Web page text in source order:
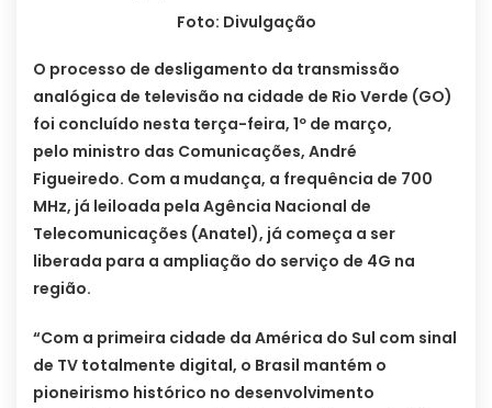
Foto: Divulgação
O processo de desligamento da transmissão
analógica de televisão na cidade de Rio Verde (GO)
foi concluído nesta terça-feira, 1º de março,
pelo ministro das Comunicações, André
Figueiredo. Com a mudança, a frequência de 700
MHz, já leiloada pela Agência Nacional de
Telecomunicações (Anatel), já começa a ser
liberada para a ampliação do serviço de 4G na
região.
“Com a primeira cidade da América do Sul com sinal
de TV totalmente digital, o Brasil mantém o
pioneirismo histórico no desenvolvimento